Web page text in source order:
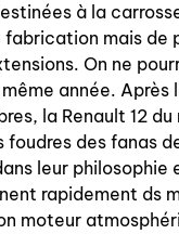
à la
mais de
On ne
année.
la Renault 12
des fanas
leur
rapidement ds
moteur